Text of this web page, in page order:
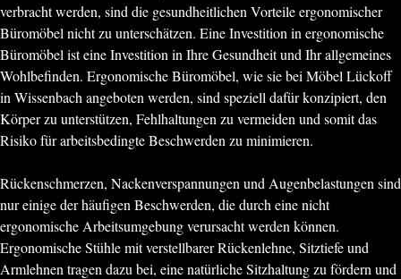
verbracht werden, sind die gesundheitlichen Vorteile ergonomischer
Büromöbel nicht zu unterschätzen. Eine Investition in ergonomische
Büromöbel ist eine Investition in Ihre Gesundheit und Ihr allgemeines
Wohlbefinden. Ergonomische Büromöbel, wie sie bei Möbel Lückoff
in Wissenbach angeboten werden, sind speziell dafür konzipiert, den
Körper zu unterstützen, Fehlhaltungen zu vermeiden und somit das
Risiko für arbeitsbedingte Beschwerden zu minimieren.
Rückenschmerzen, Nackenverspannungen und Augenbelastungen sind
nur einige der häufigen Beschwerden, die durch eine nicht
ergonomische Arbeitsumgebung verursacht werden können.
Ergonomische Stühle mit verstellbarer Rückenlehne, Sitztiefe und
Armlehnen tragen dazu bei, eine natürliche Sitzhaltung zu fördern und